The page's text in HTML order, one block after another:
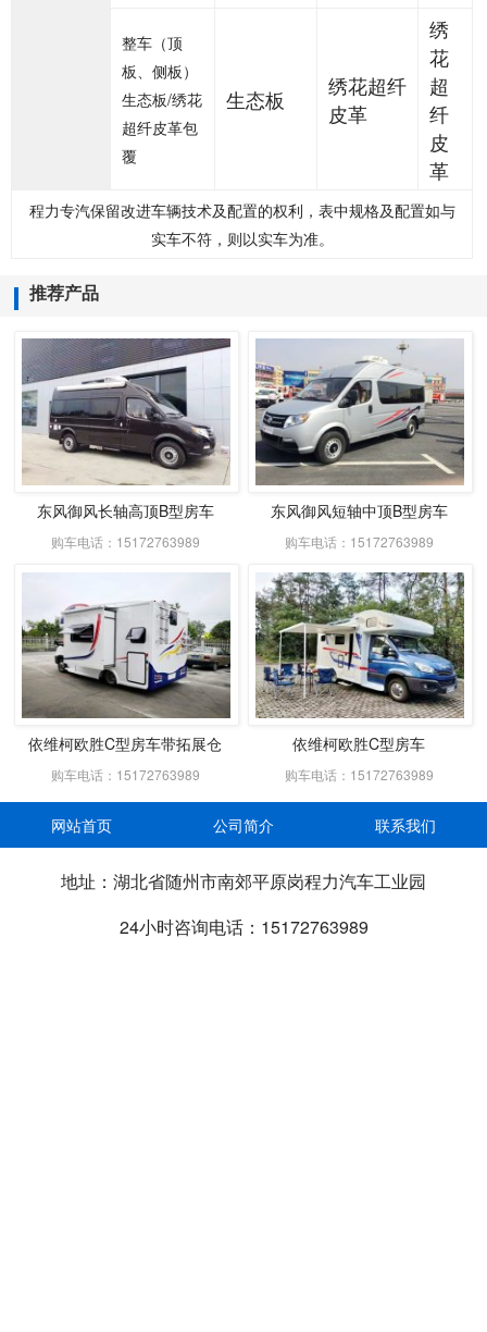
整车（顶
板、侧板）
生态板/绣花
超纤皮革包
覆
生态板
绣花超纤
皮革
绣
花
超
纤
皮
革
程力专汽保留改进车辆技术及配置的权利，表中规格及配置如与
实车不符，则以实车为准。
推荐产品
东风御风长轴高顶B型房车
购车电话：15172763989
东风御风短轴中顶B型房车
购车电话：15172763989
依维柯欧胜C型房车带拓展仓
购车电话：15172763989
依维柯欧胜C型房车
购车电话：15172763989
网站首页 公司简介 联系我们
地址：湖北省随州市南郊平原岗程力汽车工业园
24小时咨询电话：15172763989